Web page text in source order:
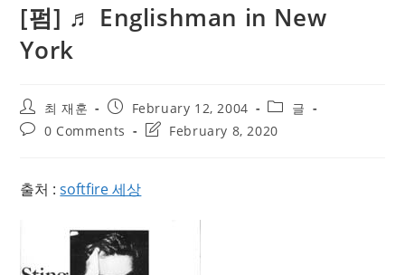
[펌] ♬ Englishman in New
York
Post
author:
최 재훈
Post
published:
February 12, 2004
Post
category:
글
Post0 Comments
PostFebruary 8, 2020
출처 :softfire 세상